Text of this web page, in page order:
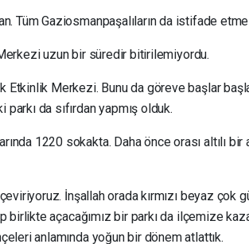
Tüm Gaziosmanpaşalıların da istifade
uzun bir süredir bitirilemiyordu.
Etkinlik Merkezi. Bunu da göreve başlar
da sıfırdan yapmış olduk.
1220 sokakta. Daha önce orası altılı bir
İnşallah orada kırmızı beyaz çok
birlikte açacağımız bir parkı da ilçemize
anlamında yoğun bir dönem atlattık.